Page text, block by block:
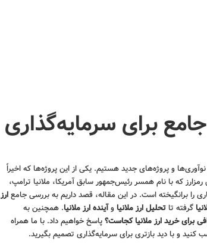
جامع برای سرمایه‌گذاری
و پروژه‌های جدید هستیم. یکی از این پروژه‌ها که اخیراً
که با نام همسر رئیس‌جمهور سابق آمریکا، ملانیا ترامپ،
را برانگیخته است. در این مقاله، قصد داریم به بررسی جامعارز
گرفته تا تحلیل ارز ملانیا وآینده ارز ملانیا. همچنین به
برای خرید ارز ملانیا کجاست؟پاسخ خواهیم داد. با ما همراه
کنید و با دید بازتری برای سرمایه‌گذاری تصمیم بگیرید.